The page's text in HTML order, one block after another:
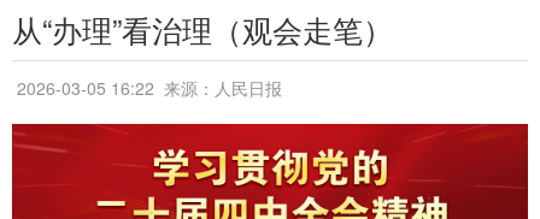
从“办理”看治理（观会走笔）
2026-03-05 16:22 来源：人民日报